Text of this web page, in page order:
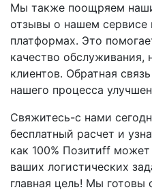
Мы также поощряем
отзывы о нашем сервисе
платформах. Это
качество обслуживания,
клиентов. Обратная
нашего процесса
Свяжитесь-с нами
бесплатный расчет и
как 100% Позитиff
ваших логистических
главная цель! Мы